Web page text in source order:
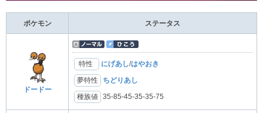
ポケモン ステータス
ドードー
特性 にげあし/はやおき
夢特性 ちどりあし
種族値 35-85-45-35-35-75